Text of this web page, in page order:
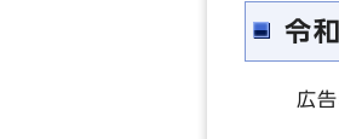
令
広告